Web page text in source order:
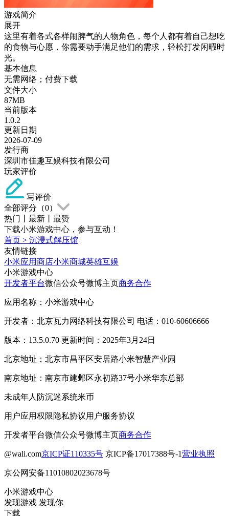
游戏简介
展开
这里有着各式各样闹脾气的人物角色，每个人都有着自己想吃
的食物与心愿，你需要动手满足他们的需求，轻松打发闲暇时
光。
基本信息
无需网络；付费下载
文件大小
87MB
当前版本
1.0.2
更新日期
2026-07-09
发行商
深圳市佳趣互娱科技有限公司
玩家评价
写评价
全部评分（0）
热门
最新
最赞
下载小米游戏中心，参与互动！
首页 > 沉浸式解压馆
友情链接
小米应用商店小米商城英雄互娱
小米游戏中心
开发者平台微信公众号微博主页商务合作
应用名称：小米游戏中心
开发者：北京瓦力网络科技有限公司 电话：010-60606666
版本：13.5.0.70 更新时间：2025年3月24日
北京地址：北京市昌平区安居路小米智慧产业园
南京地址：南京市建邺区永初路37号小米华东总部
未成年人防沉迷系统米币
用户应用权限隐私协议用户服务协议
开发者平台微信公众号微博主页商务合作
@wali.com京ICP证110335号 京ICP备17017388号-1营业执照
京公网安备11010802023678号
小米游戏中心
发现游戏 发现你
下载